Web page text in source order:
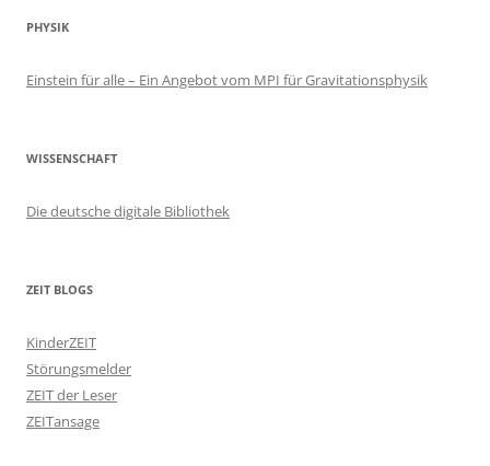
PHYSIK
Einstein für alle – Ein Angebot vom MPI für Gravitationsphysik
WISSENSCHAFT
Die deutsche digitale Bibliothek
ZEIT BLOGS
KinderZEIT
Störungsmelder
ZEIT der Leser
ZEITansage